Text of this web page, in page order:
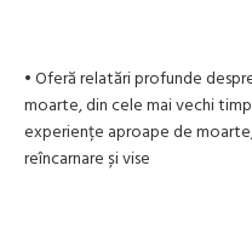
• Oferă relatări profunde
moarte, din cele mai vechi
experiențe aproape de
reîncarnare și vise